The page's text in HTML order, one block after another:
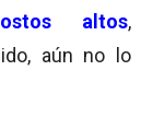
altos,
aún no lo